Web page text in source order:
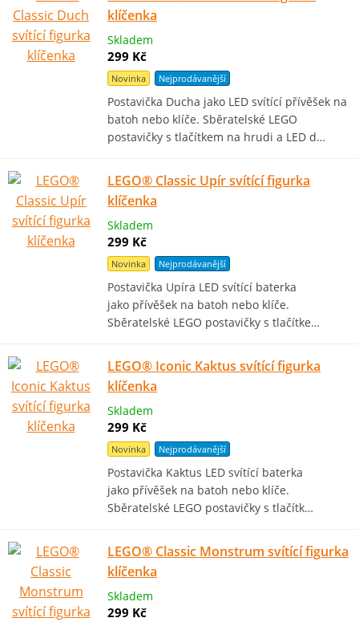
klíčenka
Skladem
299 Kč
Novinka Nejprodávanější
Postavička Ducha jako LED svítící přívěšek na
batoh nebo klíče. Sběratelské LEGO
postavičky s tlačítkem na hrudi a LED d…
LEGO® Classic Upír svítící figurka
klíčenka
Skladem
299 Kč
Novinka Nejprodávanější
Postavička Upíra LED svítící baterka
jako přívěšek na batoh nebo klíče.
Sběratelské LEGO postavičky s tlačítke…
LEGO® Iconic Kaktus svítící figurka
klíčenka
Skladem
299 Kč
Novinka Nejprodávanější
Postavička Kaktus LED svítící baterka
jako přívěšek na batoh nebo klíče.
Sběratelské LEGO postavičky s tlačítk…
LEGO® Classic Monstrum svítící figurka
klíčenka
Skladem
299 Kč